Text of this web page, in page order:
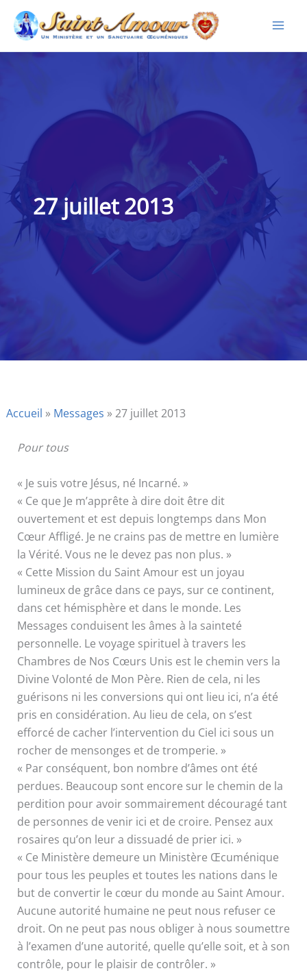
Aller
contenu
27 juillet 2013
Accueil » Messages »27 juillet 2013
Pour tous
« Je suis votre Jésus, né Incarné. »
« Ce que Je m’apprête à dire doit être dit
ouvertement et est depuis longtemps dans Mon
Cœur Affligé. Je ne crains pas de mettre en lumière
la Vérité. Vous ne le devez pas non plus. »
« Cette Mission du Saint Amour est un joyau
lumineux de grâce dans ce pays, sur ce continent,
dans cet hémisphère et dans le monde. Les
Messages conduisent les âmes à la sainteté
personnelle. Le voyage spirituel à travers les
Chambres de Nos Cœurs Unis est le chemin vers la
Divine Volonté de Mon Père. Rien de cela, ni les
guérisons ni les conversions qui ont lieu ici, n’a été
pris en considération. Au lieu de cela, on s’est
efforcé de cacher l’intervention du Ciel ici sous un
rocher de mensonges et de tromperie. »
« Par conséquent, bon nombre d’âmes ont été
perdues. Beaucoup sont encore sur le chemin de la
perdition pour avoir sommairement découragé tant
de personnes de venir ici et de croire. Pensez aux
rosaires qu’on leur a dissuadé de prier ici. »
« Ce Ministère demeure un Ministère Œcuménique
pour tous les peuples et toutes les nations dans le
but de convertir le cœur du monde au Saint Amour.
Aucune autorité humaine ne peut nous refuser ce
droit. On ne peut pas nous obliger à nous soumettre
à l’examen d’une autorité, quelle qu’elle soit, et à son
contrôle, pour le plaisir de contrôler. »